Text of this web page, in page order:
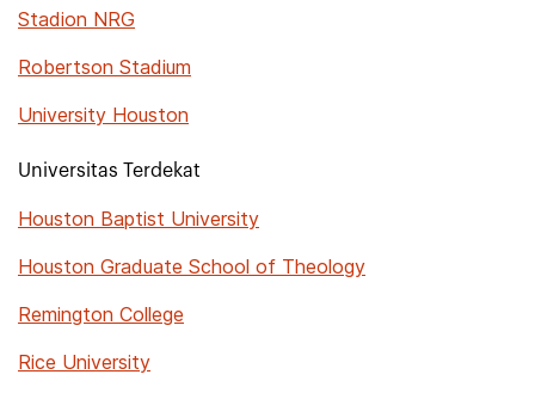
Stadion NRG
Robertson Stadium
University Houston
Universitas Terdekat
Houston Baptist University
Houston Graduate School of Theology
Remington College
Rice University